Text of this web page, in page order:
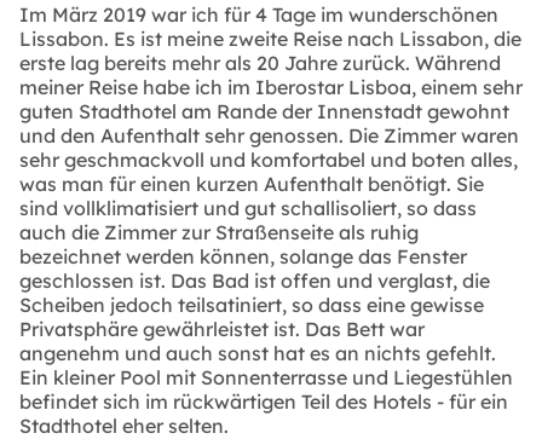
Im März 2019 war ich für 4 Tage im wunderschönen
Lissabon. Es ist meine zweite Reise nach Lissabon, die
erste lag bereits mehr als 20 Jahre zurück. Während
meiner Reise habe ich im Iberostar Lisboa, einem sehr
guten Stadthotel am Rande der Innenstadt gewohnt
und den Aufenthalt sehr genossen. Die Zimmer waren
sehr geschmackvoll und komfortabel und boten alles,
was man für einen kurzen Aufenthalt benötigt. Sie
sind vollklimatisiert und gut schallisoliert, so dass
auch die Zimmer zur Straßenseite als ruhig
bezeichnet werden können, solange das Fenster
geschlossen ist. Das Bad ist offen und verglast, die
Scheiben jedoch teilsatiniert, so dass eine gewisse
Privatsphäre gewährleistet ist. Das Bett war
angenehm und auch sonst hat es an nichts gefehlt.
Ein kleiner Pool mit Sonnenterrasse und Liegestühlen
befindet sich im rückwärtigen Teil des Hotels - für ein
Stadthotel eher selten.